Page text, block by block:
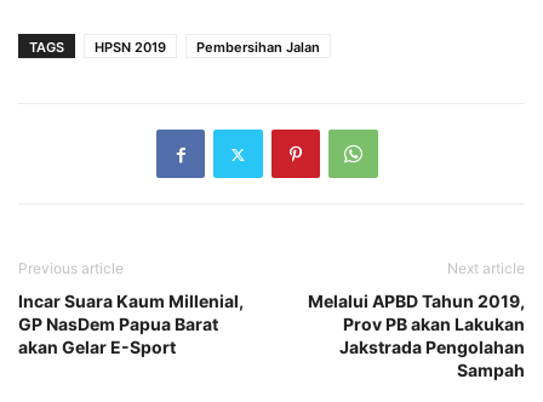
TAGS HPSN 2019 Pembersihan Jalan
Previous article
Incar Suara Kaum Millenial,
GP NasDem Papua Barat
akan Gelar E-Sport
Next article
Melalui APBD Tahun 2019,
Prov PB akan Lakukan
Jakstrada Pengolahan
Sampah